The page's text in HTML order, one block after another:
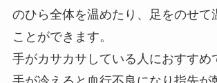
のひら全体を温めたり、足をのせて
ことができます。
手がカサカサしている人におすすめ